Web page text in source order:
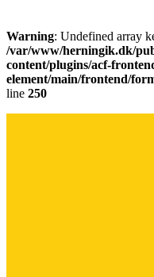
Warning: Undefined array
/var/www/herningik.dk/
content/plugins/acf-
element/main/frontend/
line 250